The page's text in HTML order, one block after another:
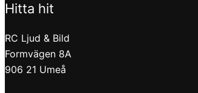
Hitta hit
RC Ljud & Bild
Formvägen 8A
906 21 Umeå